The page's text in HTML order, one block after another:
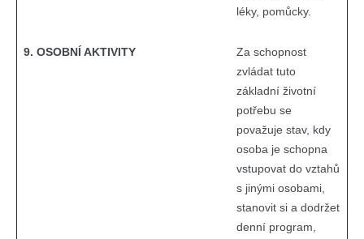
léky, pomůcky.
9. OSOBNÍ AKTIVITY
Za schopnost
zvládat tuto
základní životní
potřebu se
považuje stav, kdy
osoba je schopna
vstupovat do vztahů
s jinými osobami,
stanovit si a dodržet
denní program,